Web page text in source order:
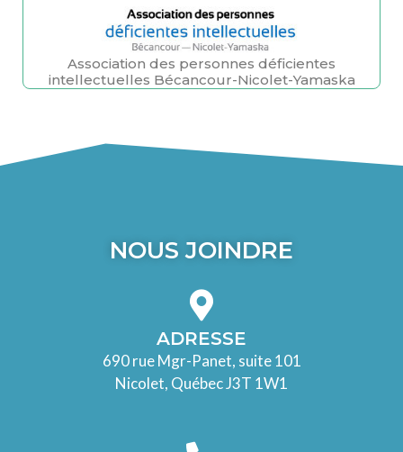
Association des personnes déficientes
intellectuelles Bécancour-Nicolet-Yamaska
NOUS JOINDRE
ADRESSE
690 rue Mgr-Panet, suite 101
Nicolet, Québec J3T 1W1